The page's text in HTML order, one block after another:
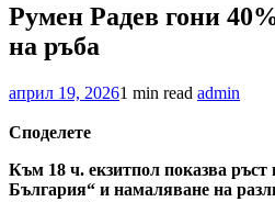
Румен Радев гони
на ръба
април 19, 20261 min read admin
Споделете
Към 18 ч. екзитпол показва ръст
България“ и намаляване на